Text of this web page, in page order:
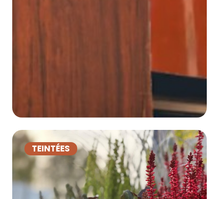
TEINTÉES